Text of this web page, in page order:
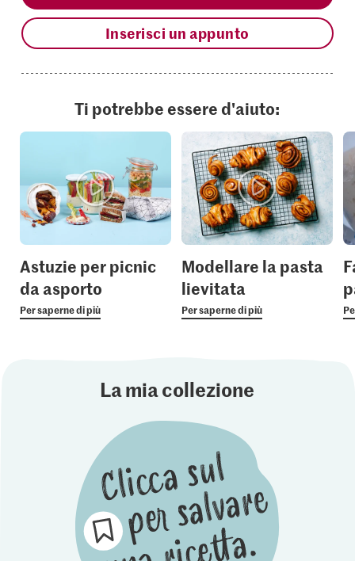
Inserisci un appunto
Ti potrebbe essere d'aiuto:
Astuzie per picnic
da asporto
Per saperne di più
Modellare la pasta
lievitata
Per saperne di più
La mia collezione